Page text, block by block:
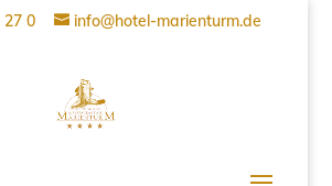
27 0 info@hotel-marienturm.de